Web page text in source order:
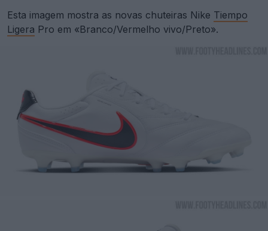
Esta imagem mostra as novas chuteiras Nike Tiempo
Ligera Pro em «Branco/Vermelho vivo/Preto».